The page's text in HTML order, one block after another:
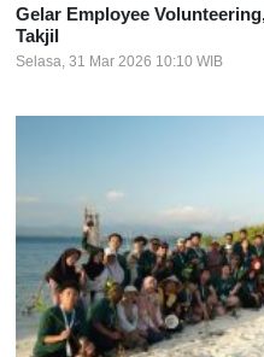
Gelar Employee
Takjil
Selasa, 31 Mar 2026 10:10 WIB